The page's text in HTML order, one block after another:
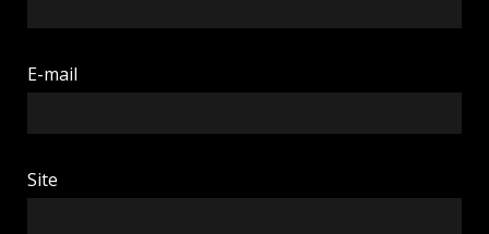
E-mail
Site